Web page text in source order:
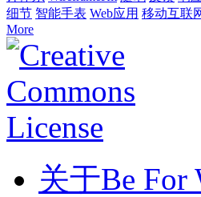
细节 智能手表 Web应用 移动互联
More
关于Be For